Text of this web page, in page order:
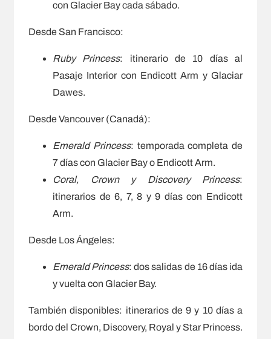
con Glacier Bay cada sábado.
Desde San Francisco:
Ruby Princess: itinerario de 10 días al
Pasaje Interior con Endicott Arm y Glaciar
Dawes.
Desde Vancouver (Canadá):
Emerald Princess: temporada completa de
7 días con Glacier Bay o Endicott Arm.
Coral, Crown y Discovery Princess:
itinerarios de 6, 7, 8 y 9 días con Endicott
Arm.
Desde Los Ángeles:
Emerald Princess: dos salidas de 16 días ida
y vuelta con Glacier Bay.
También disponibles: itinerarios de 9 y 10 días a
bordo del Crown, Discovery, Royal y Star Princess.